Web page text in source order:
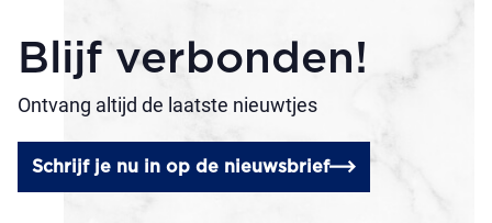
Blijf verbonden!
Ontvang altijd de laatste nieuwtjes
Schrijf je nu in op de nieuwsbrief